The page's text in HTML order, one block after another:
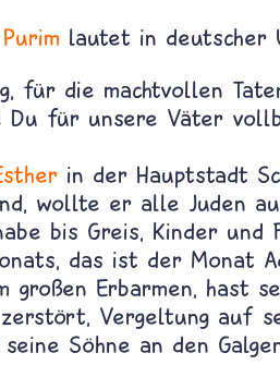
Purim lautet in deutscher
für die machtvollen
Du für unsere Väter
in der Hauptstadt
wollte er alle Juden
bis Greis, Kinder und
das ist der Monat
großen Erbarmen, hast
Vergeltung auf
Söhne an den